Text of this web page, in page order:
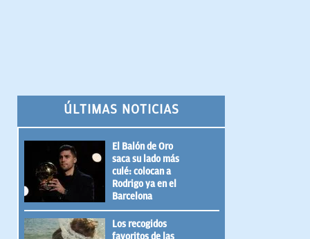
ÚLTIMAS NOTICIAS
El Balón de Oro
saca su lado más
culé: colocan a
Rodrigo ya en el
Barcelona
Los recogidos
favoritos de las